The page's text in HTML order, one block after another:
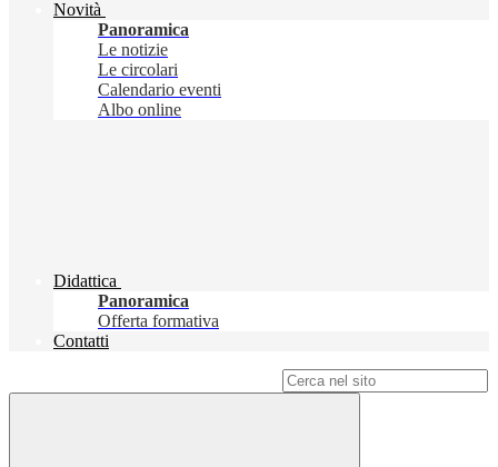
Novità
Panoramica
Le notizie
Le circolari
Calendario eventi
Albo online
Didattica
Panoramica
Offerta formativa
Contatti